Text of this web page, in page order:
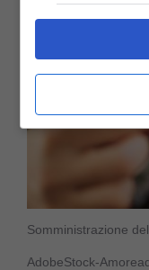
Somministrazione
AdobeStock-